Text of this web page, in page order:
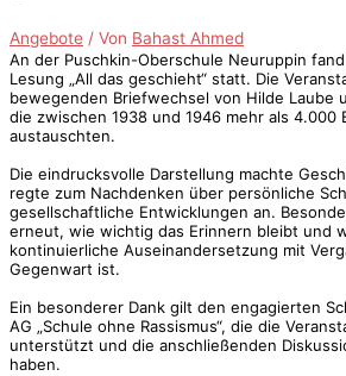
Angebote / Von Bahast Ahmed
An der Puschkin-Oberschule Neuruppin
Lesung „All das geschieht“ statt. Die
bewegenden Briefwechsel von Hilde Laube
die zwischen 1938 und 1946 mehr als 4.000
austauschten.
Die eindrucksvolle Darstellung machte
regte zum Nachdenken über persönliche
gesellschaftliche Entwicklungen an.
erneut, wie wichtig das Erinnern bleibt und
kontinuierliche Auseinandersetzung mit
Gegenwart ist.
Ein besonderer Dank gilt den engagierten
AG „Schule ohne Rassismus“, die die
unterstützt und die anschließenden
haben.